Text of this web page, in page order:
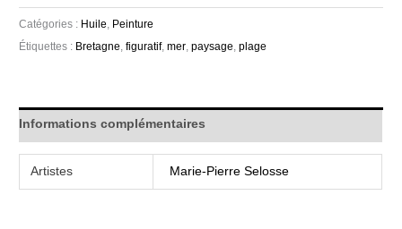
Catégories : Huile, Peinture
Étiquettes : Bretagne,figuratif,mer,paysage,plage
Informations complémentaires
Artistes Marie-Pierre Selosse